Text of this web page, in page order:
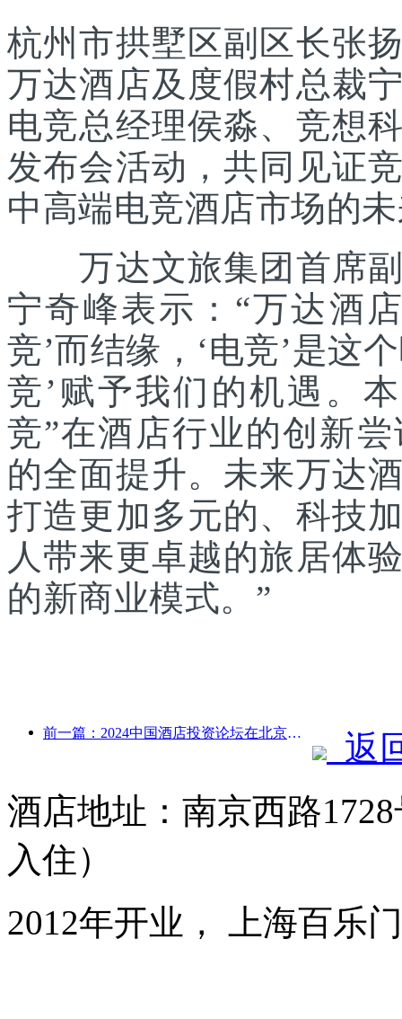
杭州市拱墅区副区长张
万达酒店及度假村总裁
电竞总经理侯淼、竞想
发布会活动，共同见证
中高端电竞酒店市场的
万达文旅集团首席副
宁奇峰表示：“万达酒
竞’而结缘，‘电竞’是这
竞’赋予我们的机遇。
竞”在酒店行业的创新
的全面提升。未来万达
打造更加多元的、科技
人带来更卓越的旅居体
的新商业模式。”
前一篇：2024中国酒店投资论坛在北京成功举办
返
酒店地址：南京西路
入住）
2012年开业， 上海百